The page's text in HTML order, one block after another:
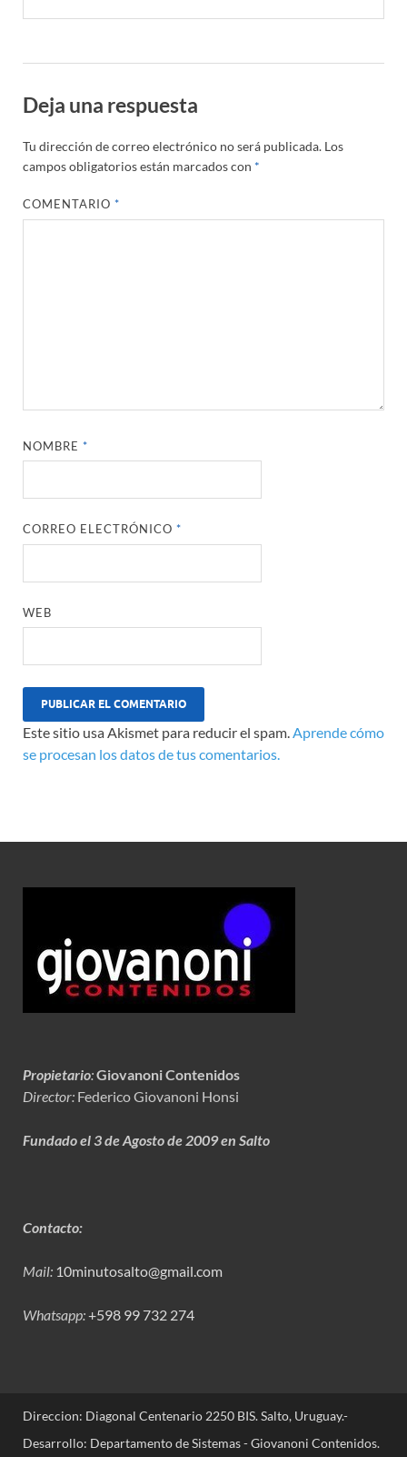
Deja una respuesta
Tu dirección de correo electrónico no será publicada. Los
campos obligatorios están marcados con *
COMENTARIO*
NOMBRE*
CORREO ELECTRÓNICO*
WEB
Este sitio usa Akismet para reducir el spam.Aprende cómo
se procesan los datos de tus comentarios.
Propietario:Giovanoni Contenidos
Director: Federico Giovanoni Honsi
Fundado el 3 de Agosto de 2009 en Salto
Contacto:
Mail: 10minutosalto@gmail.com
Whatsapp:+598 99 732 274
Direccion: Diagonal Centenario 2250 BIS. Salto, Uruguay.-
Desarrollo: Departamento de Sistemas - Giovanoni Contenidos.